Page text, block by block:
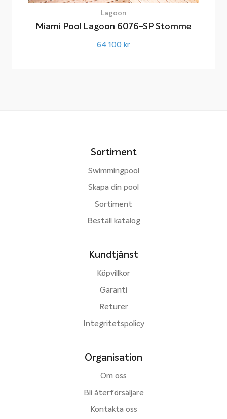
Lagoon
Miami Pool Lagoon 6076-SP Stomme
64 100 kr
Sortiment
Swimmingpool
Skapa din pool
Sortiment
Beställ katalog
Kundtjänst
Köpvillkor
Garanti
Returer
Integritetspolicy
Organisation
Om oss
Bli återförsäljare
Kontakta oss